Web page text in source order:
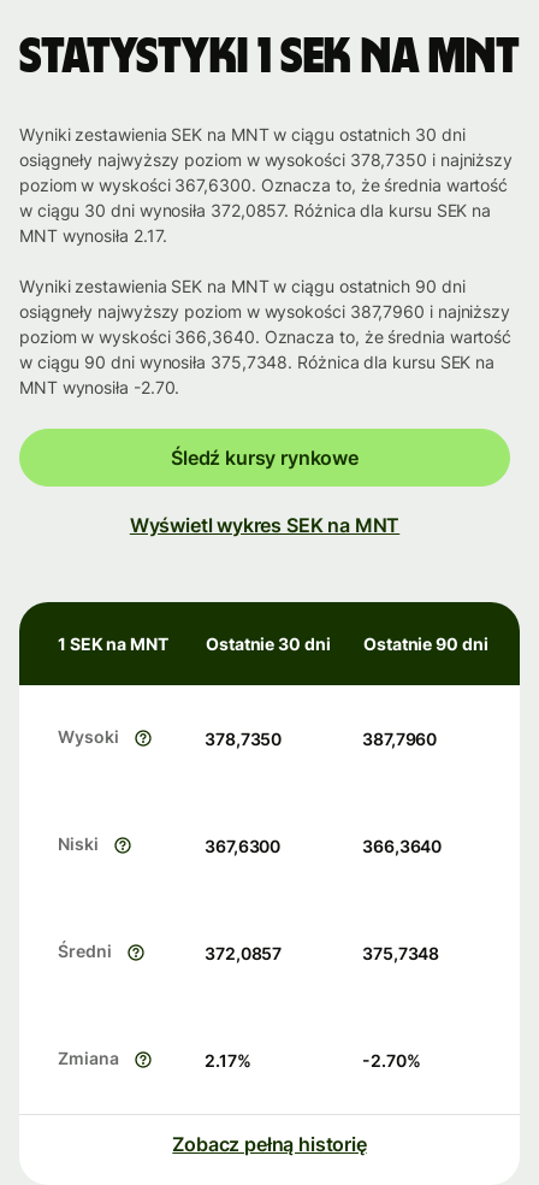
Statystyki 1 SEK na MNT
Wyniki zestawienia SEK na MNT w ciągu ostatnich 30 dni
osiągneły najwyższy poziom w wysokości 378,7350 i najniższy
poziom w wyskości 367,6300. Oznacza to, że średnia wartość
w ciągu 30 dni wynosiła 372,0857. Różnica dla kursu SEK na
MNT wynosiła 2.17.
Wyniki zestawienia SEK na MNT w ciągu ostatnich 90 dni
osiągneły najwyższy poziom w wysokości 387,7960 i najniższy
poziom w wyskości 366,3640. Oznacza to, że średnia wartość
w ciągu 90 dni wynosiła 375,7348. Różnica dla kursu SEK na
MNT wynosiła -2.70.
Śledź kursy rynkowe
Wyświetl wykres SEK na MNT
1 SEK na MNT Ostatnie 30 dni Ostatnie 90 dni
Wysoki 378,7350 387,7960
Niski 367,6300 366,3640
Średni 372,0857 375,7348
Zmiana 2.17% -2.70%
Zobacz pełną historię